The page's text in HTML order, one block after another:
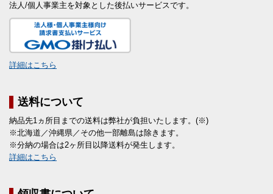
法人/個人事業主を対象とした後払いサービスです。
詳細はこちら
送料について
納品先1ヵ所目までの送料は弊社が負担いたします。(※)
※北海道／沖縄県／その他一部離島は除きます。
※分納の場合は2ヶ所目以降送料が発生します。
詳細はこちら